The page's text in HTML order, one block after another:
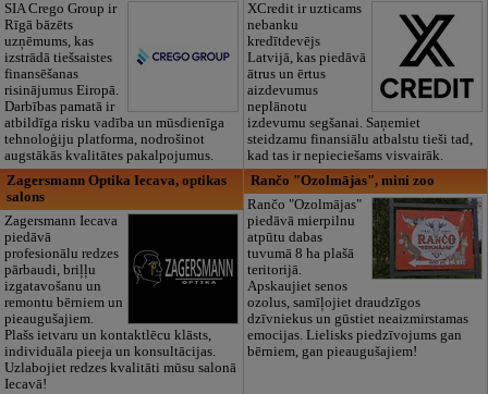
SIA Crego Group ir
Rīgā bāzēts
uzņēmums, kas
izstrādā tiešsaistes
finansēšanas
risinājumus Eiropā.
Darbības pamatā ir
atbildīga risku vadība un mūsdienīga
tehnoloģiju platforma, nodrošinot
augstākās kvalitātes pakalpojumus.
XCredit ir uzticams
nebanku
kredītdevējs
Latvijā, kas piedāvā
ātrus un ērtus
aizdevumus
neplānotu
izdevumu segšanai. Saņemiet
steidzamu finansiālu atbalstu tieši tad,
kad tas ir nepieciešams visvairāk.
Zagersmann Optika Iecava, optikas
salons
Zagersmann Iecava
piedāvā
profesionālu redzes
pārbaudi, briļļu
izgatavošanu un
remontu bērniem un
pieaugušajiem.
Plašs ietvaru un kontaktlēcu klāsts,
individuāla pieeja un konsultācijas.
Uzlabojiet redzes kvalitāti mūsu salonā
Iecavā!
Rančo "Ozolmājas", mini zoo
Rančo "Ozolmājas"
piedāvā mierpilnu
atpūtu dabas
tuvumā 8 ha plašā
teritorijā.
Apskaujiet senos
ozolus, samīļojiet draudzīgos
dzīvniekus un gūstiet neaizmirstamas
emocijas. Lielisks piedzīvojums gan
bērniem, gan pieaugušajiem!